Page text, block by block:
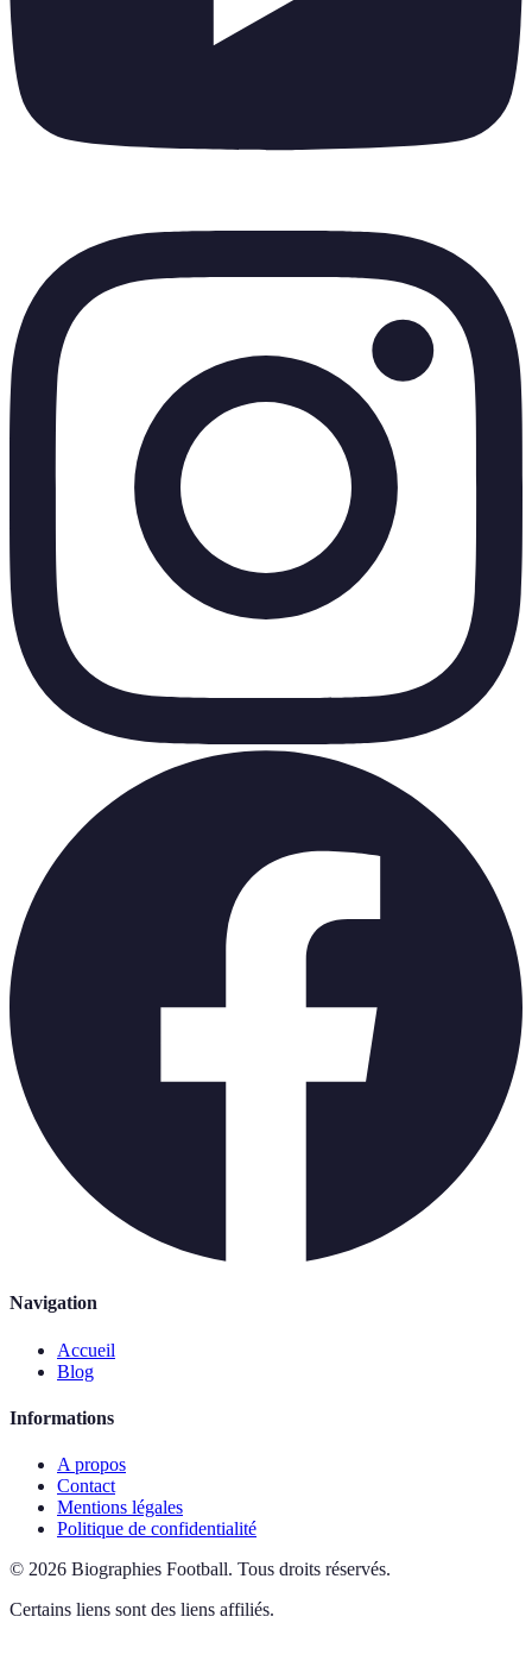
Navigation
Accueil
Blog
Informations
A propos
Contact
Mentions légales
Politique de confidentialité
© 2026 Biographies Football. Tous droits réservés.
Certains liens sont des liens affiliés.